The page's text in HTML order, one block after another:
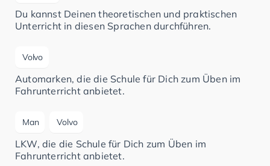
Du kannst Deinen theoretischen und praktischen
Unterricht in diesen Sprachen durchführen.
Volvo
Automarken, die die Schule für Dich zum Üben im
Fahrunterricht anbietet.
Man Volvo
LKW, die die Schule für Dich zum Üben im
Fahrunterricht anbietet.